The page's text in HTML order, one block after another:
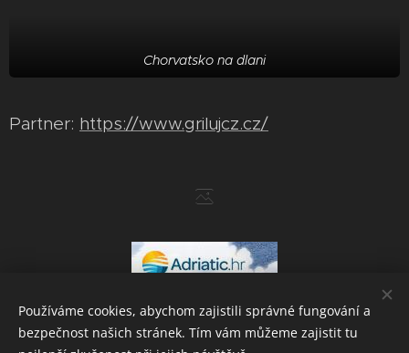
Chorvatsko na dlani
Partner: https://www.grilujcz.cz/
Používáme cookies, abychom zajistili správné fungování a
bezpečnost našich stránek. Tím vám můžeme zajistit tu